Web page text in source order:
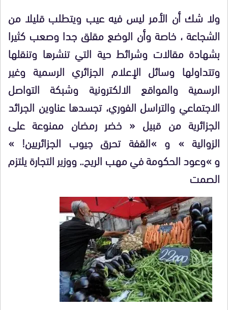
ولا شك أن الأمر ليس فيه عيب ويتطلب قليلا من
الشجاعة ، خاصة وأن الوضع مقلق جدا وصعب كثيرا
بشهادة مقالات وشرائط حية التي تنشرها وتنقلها
وتتداولها وسائل الإعلام الجزائري الرسمية وغير
الرسمية والمواقع الالكترونية وشبكة التواصل
الاجتماعي والتراسل الفوري، تجسدها عناوين الجرائد
الجزائرية من قبيل « خضر رمضان ممنوعة على
الزوالية » و »القفة تحرق جيوب الجزائريين! »
و »وعود الحكومة في مهب الريح.. ووزير التجارة يلتزم
الصمت